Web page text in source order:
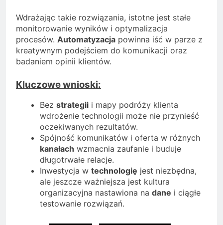
Wdrażając takie rozwiązania, istotne jest stałe
monitorowanie wyników i optymalizacja
procesów. Automatyzacja powinna iść w parze z
kreatywnym podejściem do komunikacji oraz
badaniem opinii klientów.
Kluczowe wnioski:
Bez strategii i mapy podróży klienta
wdrożenie technologii może nie przynieść
oczekiwanych rezultatów.
Spójność komunikatów i oferta w różnych
kanałach wzmacnia zaufanie i buduje
długotrwałe relacje.
Inwestycja w technologię jest niezbędna,
ale jeszcze ważniejsza jest kultura
organizacyjna nastawiona na dane i ciągłe
testowanie rozwiązań.